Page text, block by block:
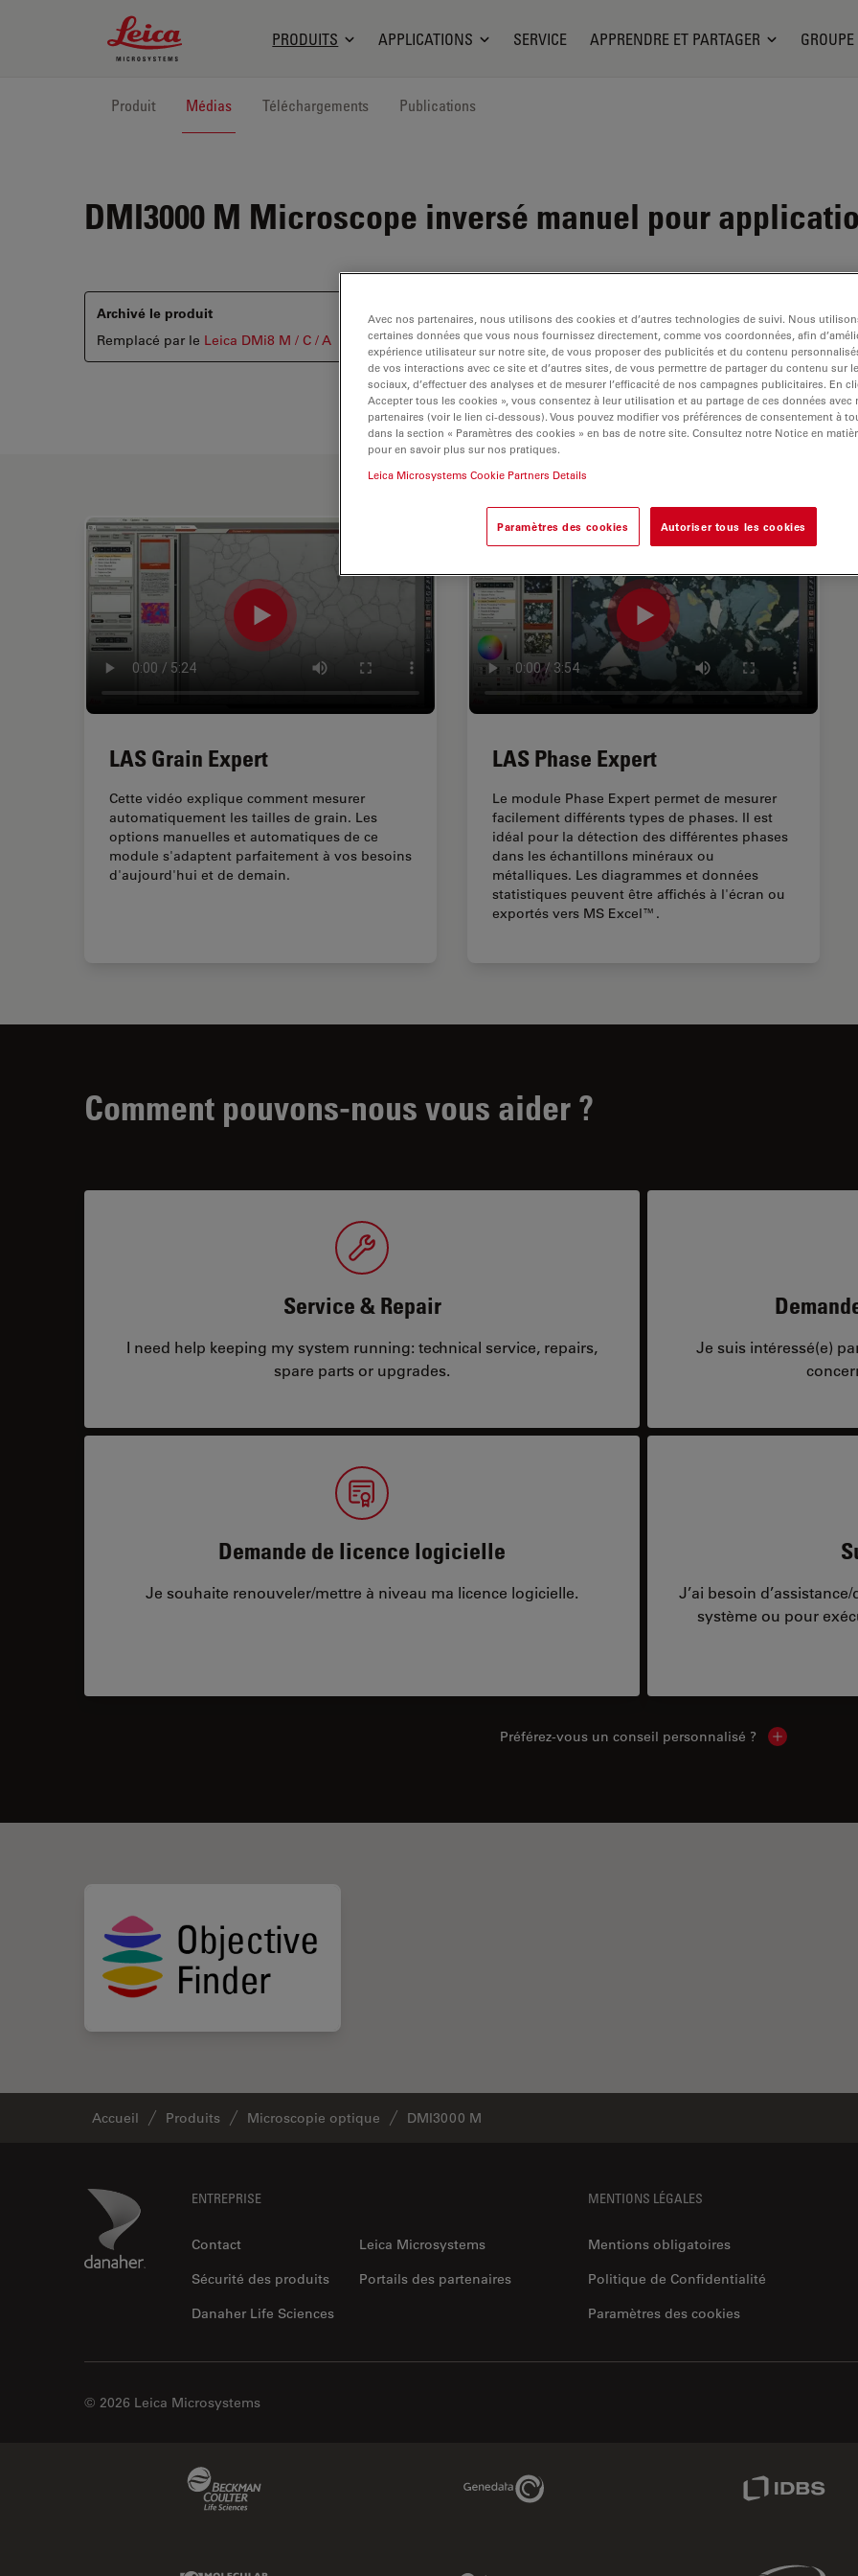
Leica Microsystems Logo
PRODUITS APPLICATIONS SERVICE APPRENDRE ET PARTAGER GROUPE
Produit Médias Téléchargements Publications
DMI3000 M Microscope inversé manuel pour
Archivé le produit
Remplacé par le Leica DMi8 M / C / A
LAS Grain Expert
Cette vidéo explique comment mesurer
automatiquement les tailles de grain. Les
options manuelles et automatiques de ce
module s'adaptent parfaitement à vos besoins
d'aujourd'hui et de demain.
LAS Phase Expert
Le module Phase Expert permet de mesurer
facilement différents types de phases. II est
idéal pour la détection des différentes phases
dans les échantillons minéraux ou
métalliques. Les diagrammes et données
statistiques peuvent être affichés à l'écran ou
exportés vers MS Excel™.
Comment pouvons-nous vous aider ?
Service & Repair
I need help keeping my system running: technical service, repairs,
spare parts or upgrades.
Je suis intéressé(e)
Demande de licence logicielle
Je souhaite renouveler/mettre à niveau ma licence logicielle.
J’ai besoin
système ou pour
Préférez-vous un conseil personnalisé ? Show local
Accueil Produits Microscopie optique DMI3000 M
Danaher Logo ENTREPRISE
Contact
Leica Microsystems
Sécurité des produits
Portails des partenaires
Danaher Life Sciences
MENTIONS LÉGALES
Mentions obligatoires
Politique de Confidentialité
Paramètres des cookies
© 2026 Leica Microsystems
Genedata Link
Molecular Devices Link Sciex Link
Avec nos partenaires, nous utilisons des cookies et d’autres technologies de suivi. Nous
certaines données que vous nous fournissez directement, comme vos coordonnées, afin
expérience utilisateur sur notre site, de vous proposer des publicités et du contenu
de vos interactions avec ce site et d’autres sites, de vous permettre de partager du contenu sur
sociaux, d’effectuer des analyses et de mesurer l’efficacité de nos campagnes publicitaires. En
Accepter tous les cookies », vous consentez à leur utilisation et au partage de ces données avec
partenaires (voir le lien ci-dessous). Vous pouvez modifier vos préférences de consentement à
dans la section « Paramètres des cookies » en bas de notre site. Consultez notre Notice en
pour en savoir plus sur nos pratiques.
Leica Microsystems Cookie Partners Details
Paramètres des cookies Autoriser tous les cookies